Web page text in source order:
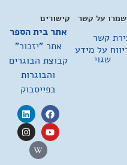
קישורים
אתר בית הספר
אתר "יזכור"
קבוצת הבוגרים
והבוגרות
בפייסבוק
שמרו על קשר
קשר
על מידע
שגוי